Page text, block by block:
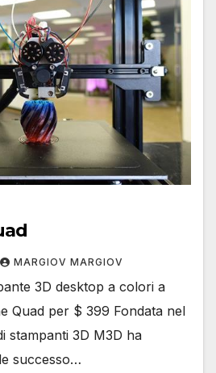
MARGIOV MARGIOV
3D desktop a colori a
Quad per $ 399 Fondata nel
stampanti 3D M3D ha
successo…